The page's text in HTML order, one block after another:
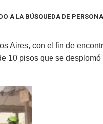
A LA BÚSQUEDA DE
Aires, con el fin de
10 pisos que se